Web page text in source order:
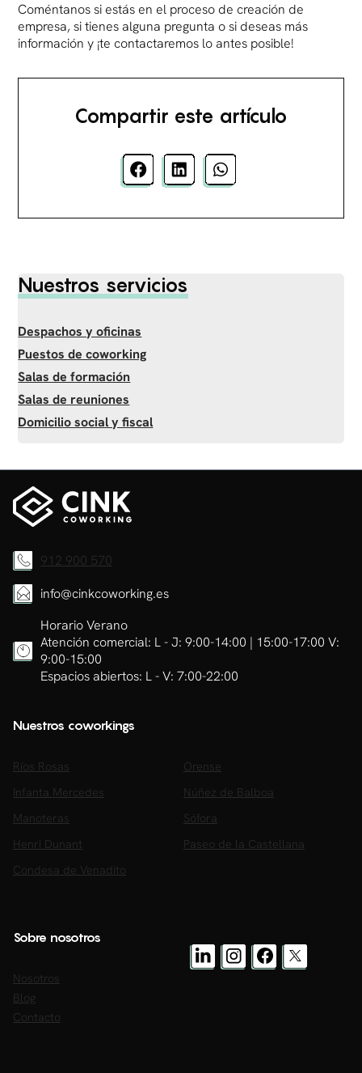
Coméntanos si estás en el proceso de creación de
empresa, si tienes alguna pregunta o si deseas más
información y ¡te contactaremos lo antes posible!
Compartir este artículo
Nuestros servicios
Despachos y oficinas
Puestos de coworking
Salas de formación
Salas de reuniones
Domicilio social y fiscal
912 900 570
info@cinkcoworking.es
Horario Verano
Atención comercial: L - J: 9:00-14:00 | 15:00-17:00 V:
9:00-15:00
Espacios abiertos: L - V: 7:00-22:00
Nuestros coworkings
Ríos Rosas
Orense
Infanta Mercedes
Núñez de Balboa
Manoteras
Sófora
Henri Dunant
Paseo de la Castellana
Condesa de Venadito
Sobre nosotros
Nosotros
Blog
Contacto